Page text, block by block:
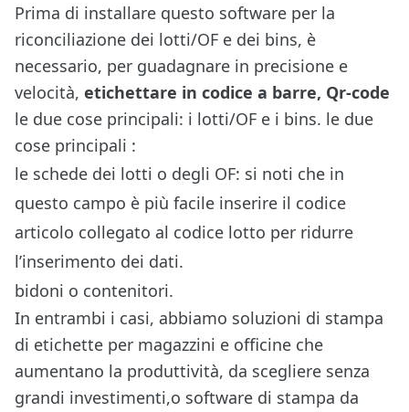
Prima di installare questo software per la
riconciliazione dei lotti/OF e dei bins, è
necessario, per guadagnare in precisione e
velocità, etichettare in codice a barre, Qr-code
le due cose principali: i lotti/OF e i bins. le due
cose principali :
le schede dei lotti o degli OF: si noti che in
questo campo è più facile inserire il codice
articolo collegato al codice lotto per ridurre
l’inserimento dei dati.
bidoni o contenitori.
In entrambi i casi, abbiamo soluzioni di stampa
di etichette per magazzini e officine che
aumentano la produttività, da scegliere senza
grandi investimenti,o software di stampa da